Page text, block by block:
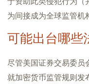
为间接成为全球监管机
可能出台哪些
尽管美国证券交易委员
就加密货币监管规则发